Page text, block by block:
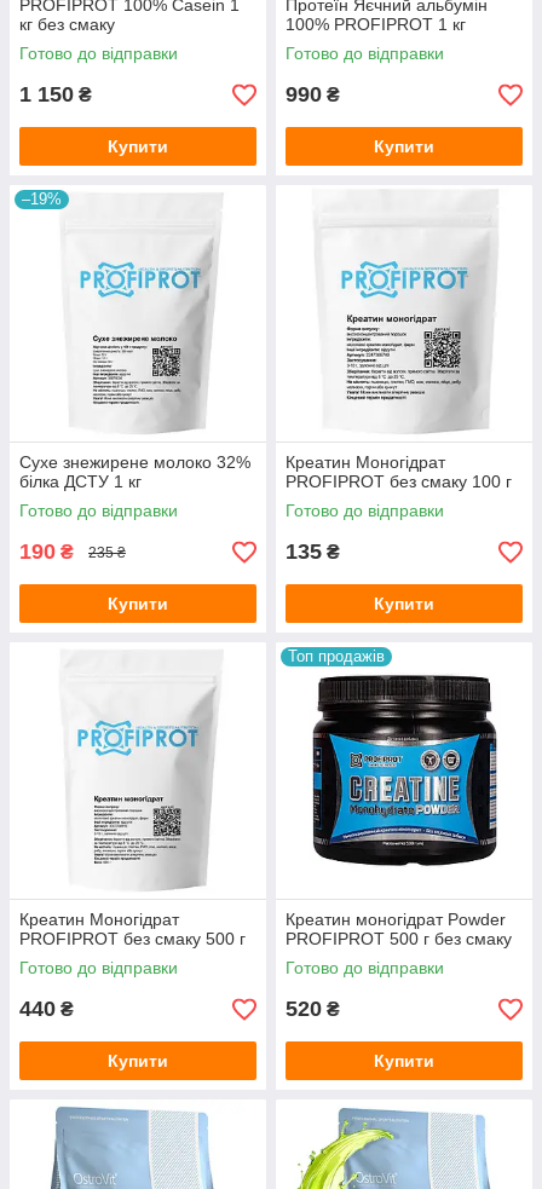
PROFIPROT 100% Casein 1
кг без смаку
Готово до відправки
1 150 ₴
Купити
Протеїн Яєчний альбумін
100% PROFIPROT 1 кг
Готово до відправки
990 ₴
Купити
–19%
Сухе знежирене молоко 32%
білка ДСТУ 1 кг
Готово до відправки
190 ₴ 235 ₴
Купити
Креатин Моногідрат
PROFIPROT без смаку 100 г
Готово до відправки
135 ₴
Купити
Креатин Моногідрат
PROFIPROT без смаку 500 г
Готово до відправки
440 ₴
Купити
Топ продажів
Креатин моногідрат Powder
PROFIPROT 500 г без смаку
Готово до відправки
520 ₴
Купити